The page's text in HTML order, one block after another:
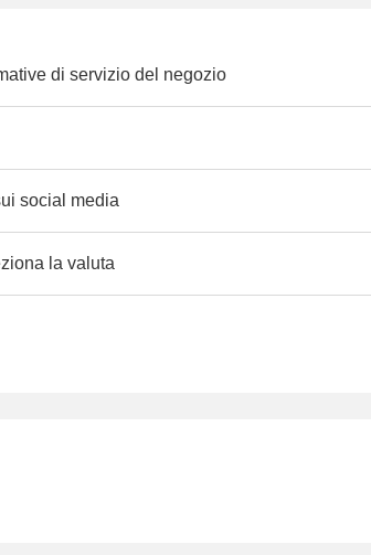
di servizio del negozio
social media
la valuta